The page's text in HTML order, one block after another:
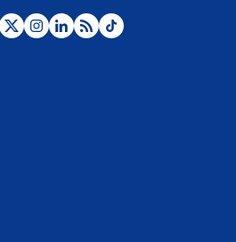
Desde dermatitis hasta infecciones: